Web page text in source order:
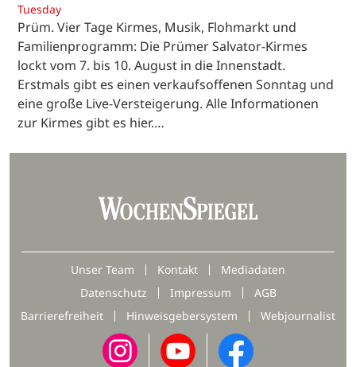
Tuesday
Prüm. Vier Tage Kirmes, Musik, Flohmarkt und
Familienprogramm: Die Prümer Salvator-Kirmes
lockt vom 7. bis 10. August in die Innenstadt.
Erstmals gibt es einen verkaufsoffenen Sonntag und
eine große Live-Versteigerung. Alle Informationen
zur Kirmes gibt es hier.…
Unser Team Kontakt
Mediadaten
Datenschutz
Impressum
AGB
Barrierefreiheit
Hinweisgebersystem Webjournalist